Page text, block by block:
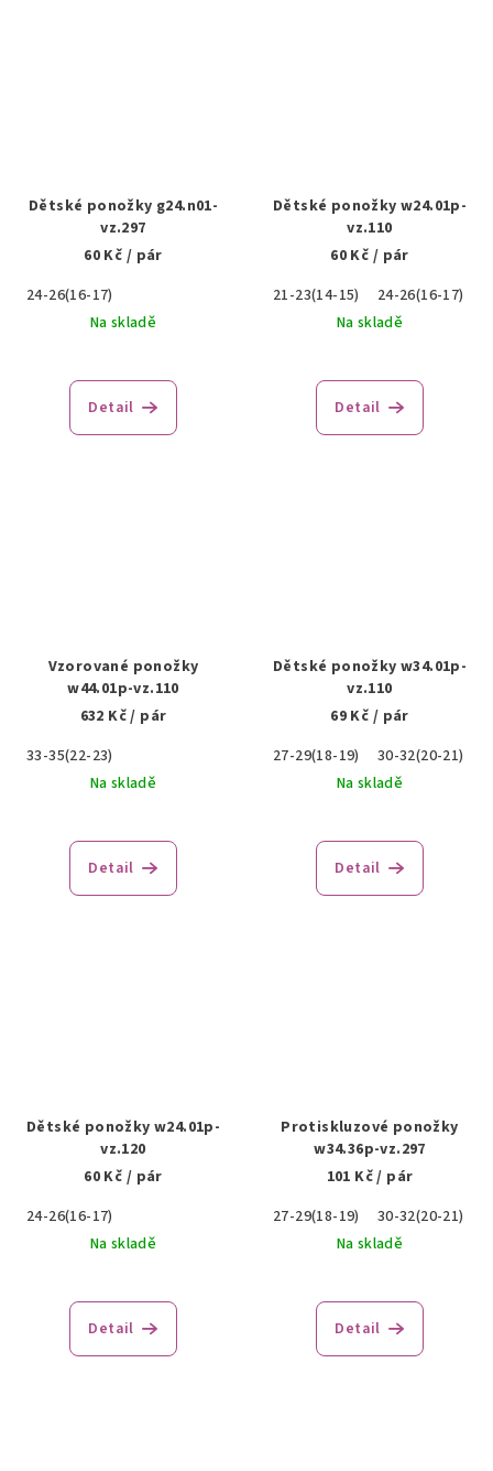
Dětské ponožky g24.n01-
vz.297
60 Kč / pár
24-26(16-17)
Na skladě
Detail
Dětské ponožky w24.01p-
vz.110
60 Kč / pár
21-23(14-15)
24-26(16-17)
Na skladě
Detail
Vzorované ponožky
w44.01p-vz.110
632 Kč/ pár
33-35(22-23)
Na skladě
Detail
Dětské ponožky w34.01p-
vz.110
69 Kč / pár
27-29(18-19)
30-32(20-21)
Na skladě
Detail
Dětské ponožky w24.01p-
vz.120
60 Kč / pár
24-26(16-17)
Na skladě
Detail
Protiskluzové ponožky
w34.36p-vz.297
101 Kč/ pár
27-29(18-19)
30-32(20-21)
Na skladě
Detail